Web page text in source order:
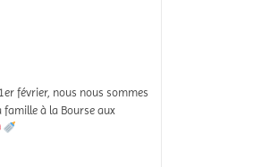
février, nous nous sommes
à la Bourse aux